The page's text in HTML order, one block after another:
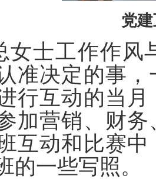
党
女士工作作风
准决定的事
行互动的当
加营销、财
互动和比赛
的一些写照。